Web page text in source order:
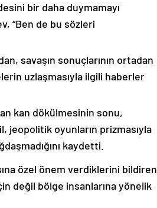
bir daha duymamayı
“Ben de bu sözleri
savaşın sonuçlarının ortadan
uzlaşmasıyla ilgili haberler
kan dökülmesinin sonu,
jeopolitik oyunların prizmasıyla
kaydetti.
özel önem verdiklerini bildiren
değil bölge insanlarına yönelik